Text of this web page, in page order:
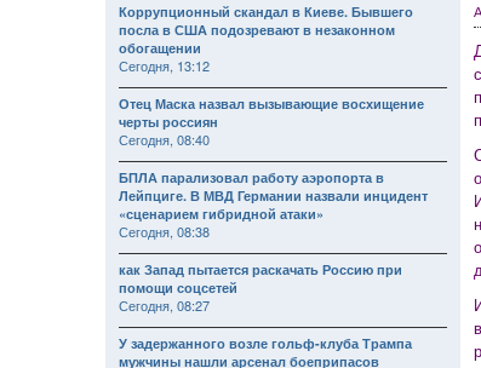
Коррупционный скандал в Киеве. Бывшего
посла в США подозревают в незаконном
обогащении
Сегодня, 13:12
Отец Маска назвал вызывающие восхищение
черты россиян
Сегодня, 08:40
БПЛА парализовал работу аэропорта в
Лейпциге. В МВД Германии назвали инцидент
«сценарием гибридной атаки»
Сегодня, 08:38
как Запад пытается раскачать Россию при
помощи соцсетей
Сегодня, 08:27
У задержанного возле гольф-клуба Трампа
мужчины нашли арсенал боеприпасов